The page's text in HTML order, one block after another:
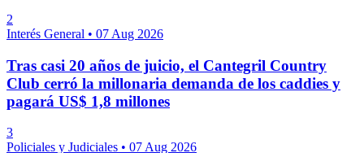
2
Interés General • 07 Aug 2026
Tras casi 20 años de juicio, el Cantegril Country
Club cerró la millonaria demanda de los caddies y
pagará US$ 1,8 millones
3
Policiales y Judiciales • 07 Aug 2026